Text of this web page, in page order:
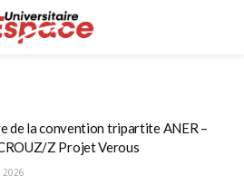
de la convention tripartite ANER –
Z Projet Verous
2026